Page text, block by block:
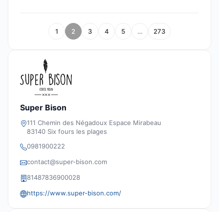
1 2 3 4 5 … 273
Super Bison
111 Chemin des Négadoux Espace Mirabeau
83140 Six fours les plages
0981900222
contact@super-bison.com
81487836900028
https://www.super-bison.com/